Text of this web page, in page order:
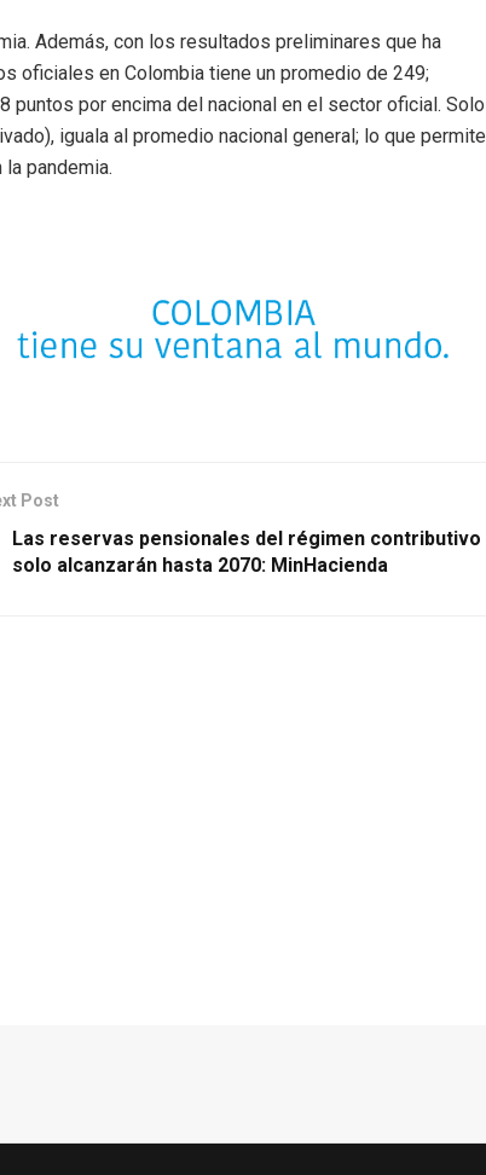
Además, con los resultados preliminares que ha
oficiales en Colombia tiene un promedio de 249;
puntos por encima del nacional en el sector oficial. Solo
iguala al promedio nacional general; lo que permite
pandemia.
Post
Las reservas pensionales del régimen contributivo
solo alcanzarán hasta 2070: MinHacienda